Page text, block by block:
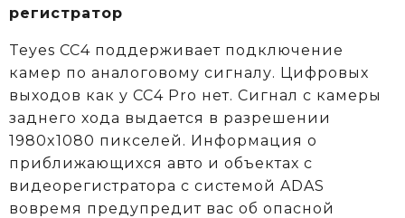
регистратор
Teyes CC4 поддерживает подключение
камер по аналоговому сигналу. Цифровых
выходов как у CC4 Pro нет. Сигнал с камеры
заднего хода выдается в разрешении
1980x1080 пикселей. Информация о
приближающихся авто и объектах c
видеорегистратора с системой ADAS
вовремя предупредит вас об опасной